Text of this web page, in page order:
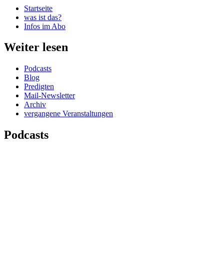
Startseite
was ist das?
Infos im Abo
Weiter lesen
Podcasts
Blog
Predigten
Mail-Newsletter
Archiv
vergangene Veranstaltungen
Podcasts